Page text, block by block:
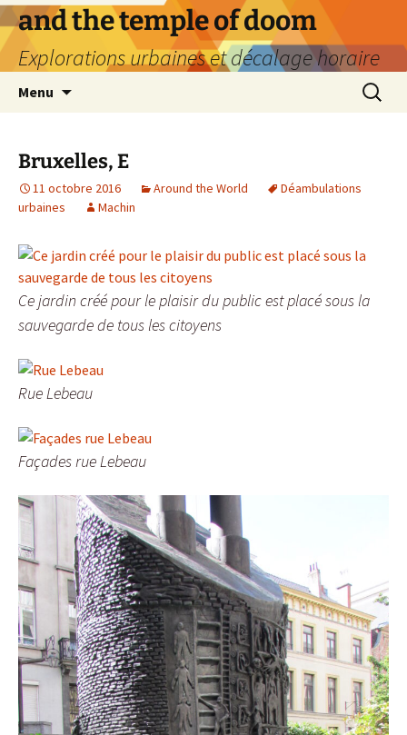
Aller
au
contenu
and the temple of doom
Explorations urbaines et décalage horaire
Menu
Bruxelles, E
11 octobre 2016 Around the World
Déambulations
urbaines
Machin
Ce jardin créé pour le plaisir du public est placé sous la
sauvegarde de tous les citoyens
Rue Lebeau
Façades rue Lebeau